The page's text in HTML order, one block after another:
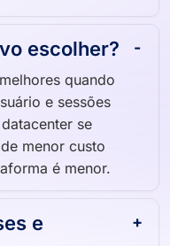
escolher?
quando
e sessões
se
menor custo
é menor.
e